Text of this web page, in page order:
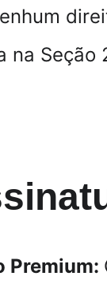
na Seção
Premium: